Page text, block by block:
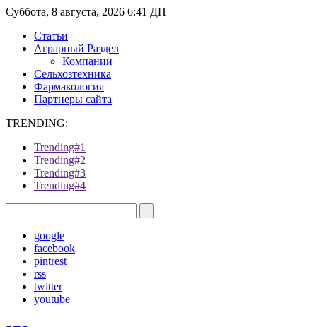
Суббота, 8 августа, 2026 6:41 ДП
Статьи
Аграрный Раздел
Компании
Сельхозтехника
Фармакология
Партнеры сайта
TRENDING:
Trending#1
Trending#2
Trending#3
Trending#4
google
facebook
pintrest
rss
twitter
youtube